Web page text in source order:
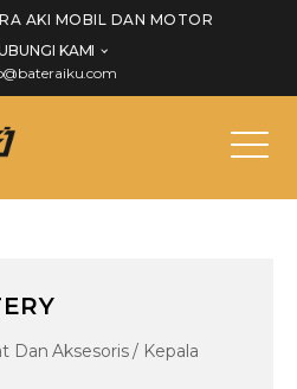
AKI MOBIL DAN MOTOR
KAMI
Dan Aksesoris/ Kepala